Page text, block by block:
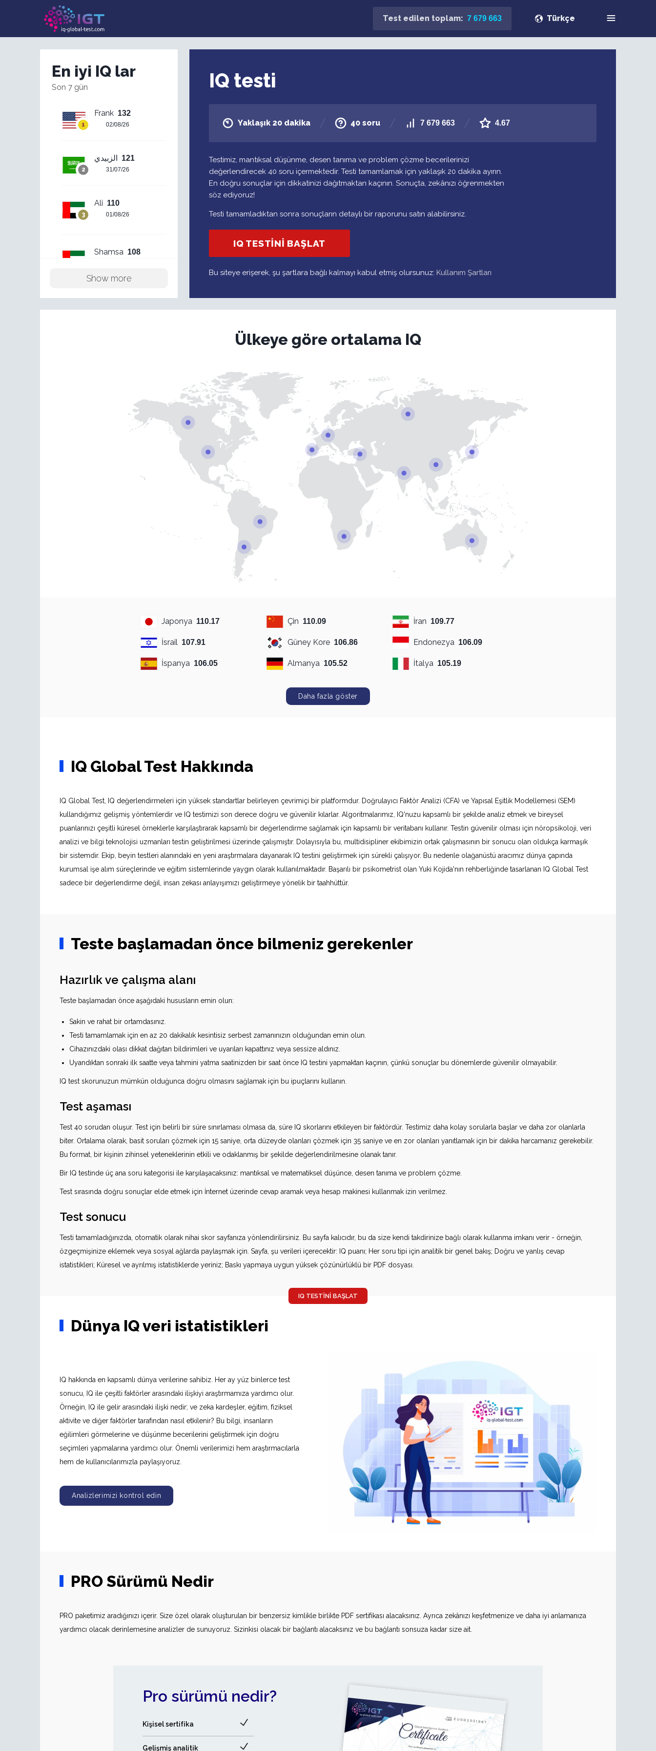
Türkçe
Test edilen toplam: 7 679 663
IQ testi
Yaklaşık 20 dakika 40 soru 7 679 663 4.67
Testimiz, mantıksal düşünme, desen tanıma ve problem çözme becerilerinizi
değerlendirecek 40 soru içermektedir. Testi tamamlamak için yaklaşık 20 dakika ayırın.
En doğru sonuçlar için dikkatinizi dağıtmaktan kaçının. Sonuçta, zekânızı öğrenmekten
söz ediyoruz!
Testi tamamladıktan sonra sonuçların detaylı bir raporunu satın alabilirsiniz.
IQ TESTINI BAŞLAT
Bu siteye erişerek, şu şartlara bağlı kalmayı kabul etmiş olursunuz: Kullanım Şartları
En iyi IQ lar
Son 7 gün
Frank 132
02/08/26
الزبيدي 121
31/07/26
Ali 110
01/08/26
Shamsa 108
Show more
Ülkeye göre ortalama IQ
Japonya 110.17 Çin 110.09 İran 109.77
İsrail 107.91 Güney Kore 106.86 Endonezya 106.09
İspanya 106.05 Almanya 105.52 İtalya 105.19
Daha fazla göster
IQ Global Test Hakkında
IQ Global Test, IQ değerlendirmeleri için yüksek standartlar belirleyen çevrimiçi bir platformdur. Doğrulayıcı Faktör Analizi (CFA) ve Yapısal Eşitlik Modellemesi (SEM)
kullandığımız gelişmiş yöntemlerdir ve IQ testimizi son derece doğru ve güvenilir kılarlar. Algoritmalarımız, IQ'nuzu kapsamlı bir şekilde analiz etmek ve bireysel
puanlarınızı çeşitli küresel örneklerle karşılaştırarak kapsamlı bir değerlendirme sağlamak için kapsamlı bir veritabanı kullanır. Testin güvenilir olması için nöropsikoloji, veri
analizi ve bilgi teknolojisi uzmanları testin geliştirilmesi üzerinde çalışmıştır. Dolayısıyla bu, multidisipliner ekibimizin ortak çalışmasının bir sonucu olan oldukça karmaşık
bir sistemdir. Ekip, beyin testleri alanındaki en yeni araştırmalara dayanarak IQ testini geliştirmek için sürekli çalışıyor. Bu nedenle olağanüstü aracımız dünya çapında
kurumsal işe alım süreçlerinde ve eğitim sistemlerinde yaygın olarak kullanılmaktadır. Başarılı bir psikometrist olan Yuki Kojida'nın rehberliğinde tasarlanan IQ Global Test
sadece bir değerlendirme değil, insan zekası anlayışımızı geliştirmeye yönelik bir taahhüttür.
Teste başlamadan önce bilmeniz gerekenler
Hazırlık ve çalışma alanı
Teste başlamadan önce aşağıdaki hususların emin olun:
Sakin ve rahat bir ortamdasınız.
Testi tamamlamak için en az 20 dakikalık kesintisiz serbest zamanınızın olduğundan emin olun.
Cihazınızdaki olası dikkat dağıtan bildirimleri ve uyarıları kapattınız veya sessize aldınız.
Uyandıktan sonraki ilk saatte veya tahmini yatma saatinizden bir saat önce IQ testini yapmaktan kaçının, çünkü sonuçlar bu dönemlerde güvenilir olmayabilir.
IQ test skorunuzun mümkün olduğunca doğru olmasını sağlamak için bu ipuçlarını kullanın.
Test aşaması
Test 40 sorudan oluşur. Test için belirli bir süre sınırlaması olmasa da, süre IQ skorlarını etkileyen bir faktördür. Testimiz daha kolay sorularla başlar ve daha zor olanlarla
biter. Ortalama olarak, basit soruları çözmek için 15 saniye, orta düzeyde olanları çözmek için 35 saniye ve en zor olanları yanıtlamak için bir dakika harcamanız gerekebilir.
Bu format, bir kişinin zihinsel yeteneklerinin etkili ve odaklanmış bir şekilde değerlendirilmesine olanak tanır.
Bir IQ testinde üç ana soru kategorisi ile karşılaşacaksınız: mantıksal ve matematiksel düşünce, desen tanıma ve problem çözme.
Test sırasında doğru sonuçlar elde etmek için İnternet üzerinde cevap aramak veya hesap makinesi kullanmak izin verilmez.
Test sonucu
Testi tamamladığınızda, otomatik olarak nihai skor sayfanıza yönlendirilirsiniz. Bu sayfa kalıcıdır, bu da size kendi takdirinize bağlı olarak kullanma imkanı verir - örneğin,
özgeçmişinize eklemek veya sosyal ağlarda paylaşmak için. Sayfa, şu verileri içerecektir: IQ puanı; Her soru tipi için analitik bir genel bakış; Doğru ve yanlış cevap
istatistikleri; Küresel ve ayrılmış istatistiklerde yeriniz; Baskı yapmaya uygun yüksek çözünürlüklü bir PDF dosyası.
IQ TESTINI BAŞLAT
Dünya IQ veri istatistikleri
IQ hakkında en kapsamlı dünya verilerine sahibiz. Her ay yüz binlerce test
sonucu, IQ ile çeşitli faktörler arasındaki ilişkiyi araştırmamıza yardımcı olur.
Örneğin, IQ ile gelir arasındaki ilişki nedir; ve zeka kardeşler, eğitim, fiziksel
aktivite ve diğer faktörler tarafından nasıl etkilenir? Bu bilgi, insanların
eğilimleri görmelerine ve düşünme becerilerini geliştirmek için doğru
seçimleri yapmalarına yardımcı olur. Önemli verilerimizi hem araştırmacılarla
hem de kullanıcılarımızla paylaşıyoruz.
Analizlerimizi kontrol edin
PRO Sürümü Nedir
PRO paketimiz aradığınızı içerir. Size özel olarak oluşturulan bir benzersiz kimlikle birlikte PDF sertifikası alacaksınız. Ayrıca zekânızı keşfetmenize ve daha iyi anlamanıza
yardımcı olacak derinlemesine analizler de sunuyoruz. Sizinkisi olacak bir bağlantı alacaksınız ve bu bağlantı sonsuza kadar size ait.
Pro sürümü nedir?
Kişisel sertifika
Gelişmiş analitik